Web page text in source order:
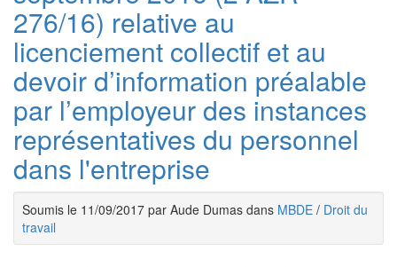
276/16) relative au
licenciement collectif et au
devoir d’information préalable
par l’employeur des instances
représentatives du personnel
dans l'entreprise
Soumis le 11/09/2017 par Aude Dumas dans MBDE / Droit du
travail